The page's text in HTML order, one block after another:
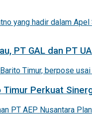
PT GAL dan PT
Timur Perkuat